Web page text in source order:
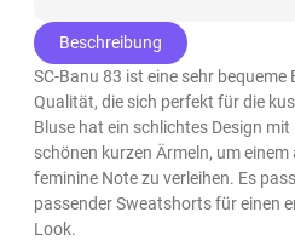
Beschreibung
SC-Banu 83 ist eine sehr bequeme
Qualität, die sich perfekt für die
Bluse hat ein schlichtes Design
schönen kurzen Ärmeln, um
feminine Note zu verleihen. Es
passender Sweatshorts für einen
Look.